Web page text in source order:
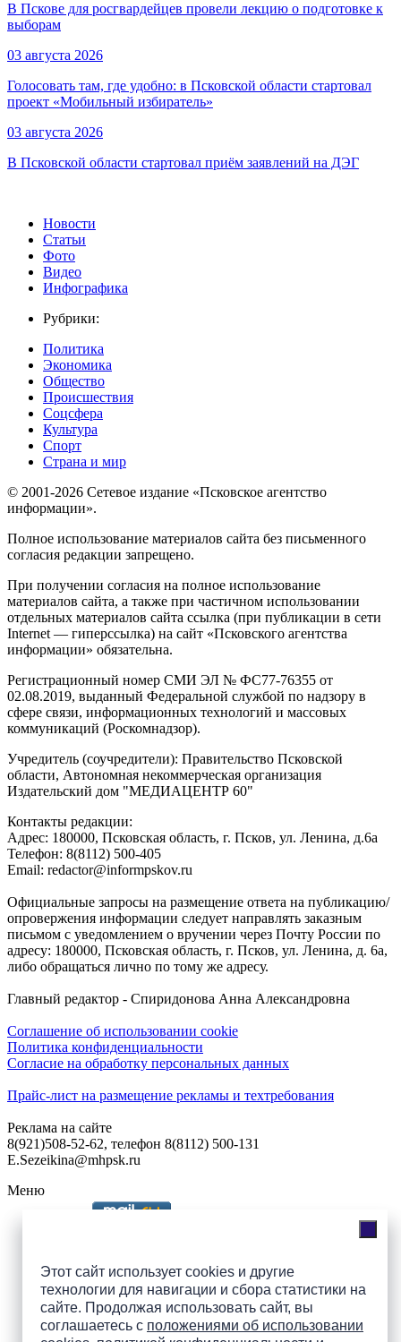
Этот сайт использует cookies и другие
технологии для навигации и сбора статистики на
сайте. Продолжая использовать сайт, вы
соглашаетесь с положениями об использовании
В Пскове для росгвардейцев провели лекцию о подготовке к
выборам
03 августа 2026
Голосовать там, где удобно: в Псковской области стартовал
проект «Мобильный избиратель»
03 августа 2026
В Псковской области стартовал приём заявлений на ДЭГ
Новости
Статьи
Фото
Видео
Инфографика
Рубрики:
Политика
Экономика
Общество
Происшествия
Соцсфера
Культура
Спорт
Страна и мир
© 2001-2026 Сетевое издание «Псковское агентство
информации».
Полное использование материалов сайта без письменного
согласия редакции запрещено.
При получении согласия на полное использование
материалов сайта, а также при частичном использовании
отдельных материалов сайта ссылка (при публикации в сети
Internet — гиперссылка) на сайт «Псковского агентства
информации» обязательна.
Регистрационный номер СМИ ЭЛ № ФС77-76355 от
02.08.2019, выданный Федеральной службой по надзору в
сфере связи, информационных технологий и массовых
коммуникаций (Роскомнадзор).
Учредитель (соучредители): Правительство Псковской
области, Автономная некоммерческая организация
Издательский дом "МЕДИАЦЕНТР 60"
Контакты редакции:
Адреc: 180000, Псковская область, г. Псков, ул. Ленина, д.6а
Телефон: 8(8112) 500-405
Email: redactor@informpskov.ru
Официальные запросы на размещение ответа на публикацию/
опровержения информации следует направлять заказным
письмом с уведомлением о вручении через Почту России по
адресу: 180000, Псковская область, г. Псков, ул. Ленина, д. 6а,
либо обращаться лично по тому же адресу.
Главный редактор - Спиридонова Анна Александровна
Соглашение об использовании cookie
Политика конфиденциальности
Согласие на обработку персональных данных
Прайс-лист на размещение рекламы и техтребования
Реклама на сайте
8(921)508-52-62, телефон 8(8112) 500-131
E.Sezeikina@mhpsk.ru
Меню
Подпишись на группы
ПАИ в соцсетях!